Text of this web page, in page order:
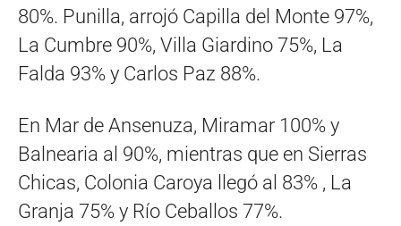
80%. Punilla, arrojó Capilla del Monte 97%,
La Cumbre 90%, Villa Giardino 75%, La
Falda 93% y Carlos Paz 88%.
En Mar de Ansenuza, Miramar 100% y
Balnearia al 90%, mientras que en Sierras
Chicas, Colonia Caroya llegó al 83% , La
Granja 75% y Río Ceballos 77%.